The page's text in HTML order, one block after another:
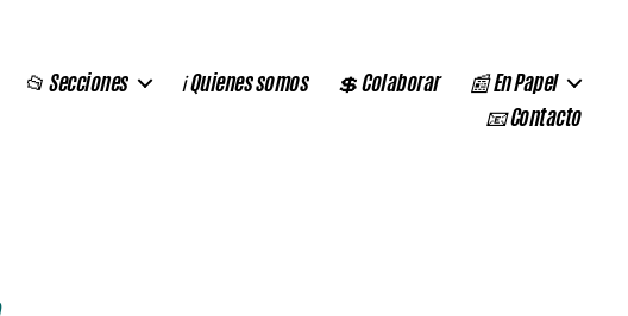
📂 Secciones ℹ️ Quienes somos 💲 Colaborar
📰 En Papel
📧 Contacto